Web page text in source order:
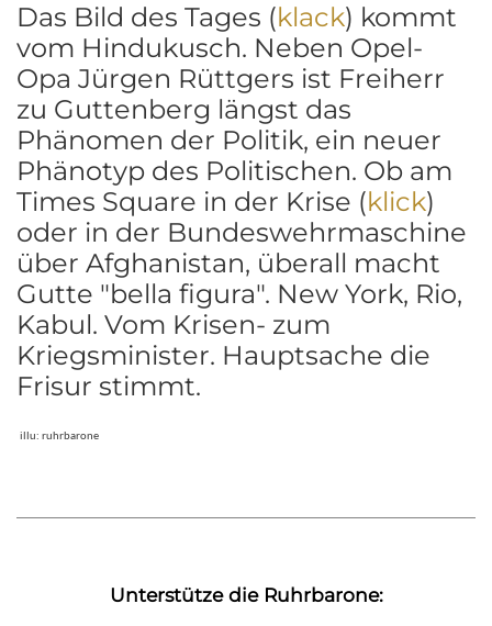
Das Bild des Tages (klack) kommt
vom Hindukusch. Neben Opel-
Opa Jürgen Rüttgers ist Freiherr
zu Guttenberg längst das
Phänomen der Politik, ein neuer
Phänotyp des Politischen. Ob am
Times Square in der Krise (klick)
oder in der Bundeswehrmaschine
über Afghanistan, überall macht
Gutte "bella figura". New York, Rio,
Kabul. Vom Krisen- zum
Kriegsminister. Hauptsache die
Frisur stimmt.
illu: ruhrbarone
Unterstütze die Ruhrbarone: